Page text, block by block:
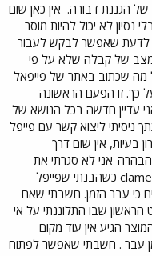
של הגננת דבורה. אין כאן שום
נסיון לא יכול להיות מוסר
לדעת שאפשר לבקש לעבור
של קבלה שלא על פי
מה שכתוב באתר של פייפאל
כך. זו הפעם הראשונה
עדיין חדשה בכל הנושא של
ניסיתי ליצוא קשר עם פייפל
בעיות, אין שום דרך
אני לא סגרתי את
הדיספיוט אלא את ה- clame כשהבנתי שפייפל
כי עבר הזמן. חשבתי שאם
הראשון שבו התלוננתי על אי
הגיע אין עוד מקום
עבר . חשבתי שאפשר לפתוח